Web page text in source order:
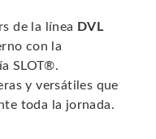
de la línea DVL
con la
SLOT®.
y versátiles que
toda la jornada.